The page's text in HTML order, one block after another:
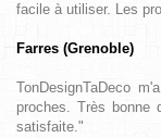
facile à utiliser. Les
Farres (Grenoble)
TonDesignTaDeco
proches. Très bonne
satisfaite."